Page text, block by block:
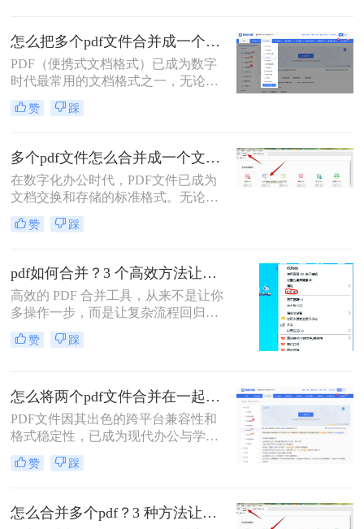
然而，面对这一看似简单的任务，许
多用户却不知从何下手，或者使用的
工具不够高效、安全。
怎么把多个pdf文件合并成一个？全面指南与详细方法解析！
PDF（便携式文档格式）已成为数字
时代最常用的文档格式之一，无论是
学术论文、商务报告、电子书还是官
方文件，PDF都能保持原始格式在不
作和学习中，我们常常需要将多个
PDF文件合并成一个，以方便管理、
分享或打印。那么怎么把多个pdf文件
合并成一个呢？本文将全面解析多种
PDF合并方法，帮助您根据具体需求
选择最合适的解决方案。
赞 踩
多个pdf文件怎么合并成一个文件？从新手到高手的完整指南！
在数字化办公时代，PDF文件已成为
文档交换和存储的标准格式。无论是
学术研究、工作报告还是法律文件，
我们经常需要将多个PDF文件整合为
对这一需求时常常感到困惑。那么多
个pdf文件怎么合并成一个文件呢？本
文将详细介绍七种常用且高效的PDF
合并方法，涵盖不同平台、使用场景
和技术水平，助您轻松应对各种PDF
处理需求。
赞 踩
pdf如何合并？3 个高效方法让办公效率翻倍！
高效的 PDF 合并工具，从来不是让你
多操作一步，而是让复杂流程回归简
单本质。职场中，谁没遇到过需要将
多个 PDF 文件合并的场景？项目报告
整合为完整文档。
赞 踩
怎么将两个pdf文件合并在一起？五大方法全面解析！
PDF文件因其出色的跨平台兼容性和
格式稳定性，已成为现代办公与学术
交流中不可或缺的文件格式。然而，
当我们面对需要整合多个PDF文档的
任务就成为了一个常见挑战。
赞 踩
怎么合并多个pdf？3 种方法让效率翻倍”！